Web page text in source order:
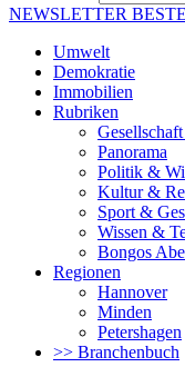
NEWSLETTER
Umwelt
Demokratie
Immobilien
Rubriken
Panorama
Politik &
Kultur &
Sport &
Wissen &
Bongos
Regionen
Hannover
Minden
Petershagen
>> Branchenbuch